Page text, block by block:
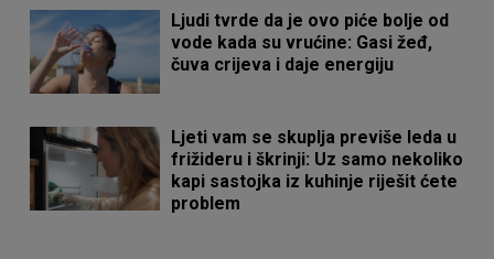
Ljudi tvrde da je ovo piće bolje od
vode kada su vrućine: Gasi žeđ,
čuva crijeva i daje energiju
Ljeti vam se skuplja previše leda u
frižideru i škrinji: Uz samo nekoliko
kapi sastojka iz kuhinje riješit ćete
problem